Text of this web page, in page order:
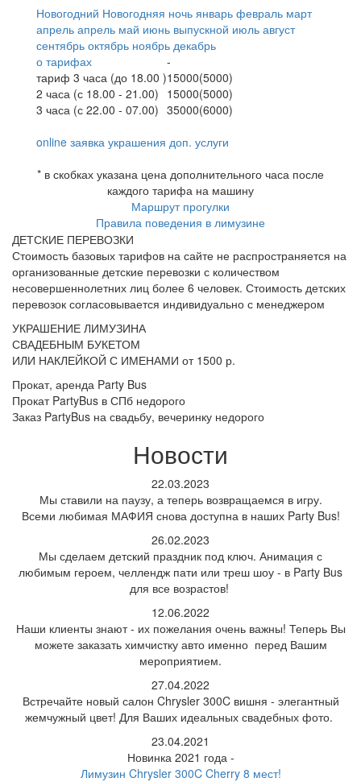
Новогодний Новогодняя ночь январь февраль март
апрель апрель май июнь выпускной июль август
сентябрь октябрь ноябрь декабрь
о тарифах
-
тариф 3 часа (до 18.00 )15000(5000)
2 часа (с 18.00 - 21.00) 15000(5000)
3 часа (с 22.00 - 07.00) 35000(6000)
online заявка украшения доп. услуги
* в скобках указана цена дополнительного часа после
каждого тарифа на машину
Маршрут прогулки
Правила поведения в лимузине
ДЕТСКИЕ ПЕРЕВОЗКИ
Стоимость базовых тарифов на сайте не распространяется на
организованные детские перевозки с количеством
несовершеннолетних лиц более 6 человек. Стоимость детских
перевозок согласовывается индивидуально с менеджером
УКРАШЕНИЕ ЛИМУЗИНА
СВАДЕБНЫМ БУКЕТОМ
ИЛИ НАКЛЕЙКОЙ С ИМЕНАМИ от 1500 р.
Прокат, аренда Party Bus
Прокат PartyBus в СПб недорого
Заказ PartyBus на свадьбу, вечеринку недорого
Новости
22.03.2023
Мы ставили на паузу, а теперь возвращаемся в игру.
Всеми любимая МАФИЯ снова доступна в наших Party Bus!
26.02.2023
Мы сделаем детский праздник под ключ. Анимация с
любимым героем, челлендж пати или треш шоу - в Party Bus
для все возрастов!
12.06.2022
Наши клиенты знают - их пожелания очень важны! Теперь Вы
можете заказать химчистку авто именно перед Вашим
мероприятием.
27.04.2022
Встречайте новый салон Chrysler 300C вишня - элегантный
жемчужный цвет! Для Ваших идеальных свадебных фото.
23.04.2021
Новинка 2021 года -
Лимузин Chrysler 300C Cherry 8 мест!